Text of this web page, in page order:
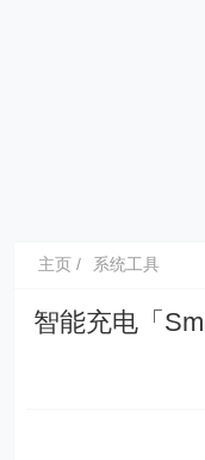
主页 系统工具
智能充电「